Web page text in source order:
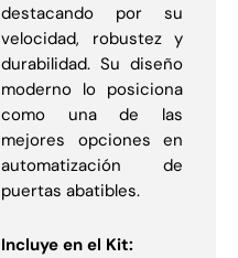
destacando por su
velocidad, robustez y
durabilidad. Su diseño
moderno lo posiciona
como una de las
mejores opciones en
automatización de
puertas abatibles.
Incluye en el Kit: